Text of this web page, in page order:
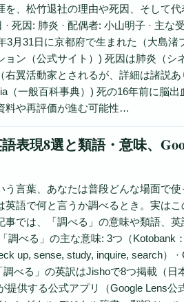
を、松竹退社の理由や死因、そして
· 死因: 肺炎 · 配偶者: 小山明子 · 主
3月31日に京都府で生まれた（大島
ョン（公式サイト）) 死因は肺炎（
右翼活動家とされるが、詳細は諸説
（一般百科事典）) 死の16年前に脳
料や再評価が進む可能性…
表現8選と類語・意味、
う言葉、あなたは普段どんな場面で
英語で何と言うか調べるとき。実は
事では、「調べる」の意味や類語、
調べる」の主な意味: 3つ（Kotobank
up, sense, study, inquire, search）
調べる」の英訳はJishoで8つ掲載（
提供する公式アプリ（Google Lens